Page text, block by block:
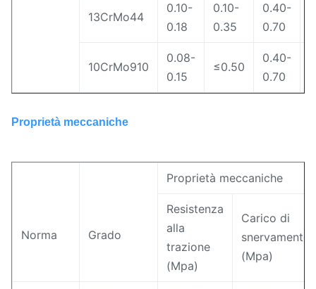
13CrMo44
0.10-
0.18
0.10-
0.35
0.40-
0.70
10CrMo910
0.08-
0.15
≤0.50
0.40-
0.70
Proprietà meccaniche
Norma Grado
Proprietà meccaniche
Resistenza
alla
trazione
(Mpa)
Carico di
snervamento
(Mpa)